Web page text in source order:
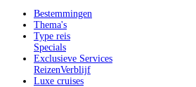
Bestemmingen
Thema's
Type reis
Specials
Exclusieve Services
ReizenVerblijf
Luxe cruises